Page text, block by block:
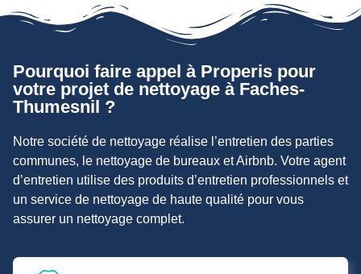
Pourquoi faire appel à Properis pour
votre projet de nettoyage à Faches-
Thumesnil ?
Notre société de nettoyage réalise l’entretien des parties
communes, le nettoyage de bureaux et Airbnb. Votre agent
d’entretien utilise des produits d’entretien professionnels et
un service de nettoyage de haute qualité pour vous
assurer un nettoyage complet.